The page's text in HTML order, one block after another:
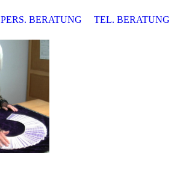
PERS. BERATUNG TEL. BERATUNG